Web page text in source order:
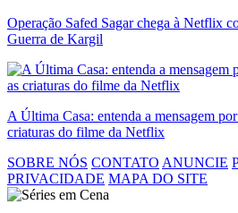
Operação Safed Sagar chega à Netflix
Guerra de Kargil
A Última Casa: entenda a mensagem
criaturas do filme da Netflix
SOBRE NÓS CONTATO ANUNCIE
PRIVACIDADE MAPA DO SITE